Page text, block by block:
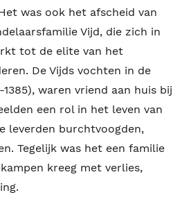
was ook het afscheid van
Vijd, die zich in
tot de elite van het
De Vijds vochten in de
1385), waren vriend aan huis bij
een rol in het leven van
leverden burchtvoogden,
Tegelijk was het een familie
kreeg met verlies,